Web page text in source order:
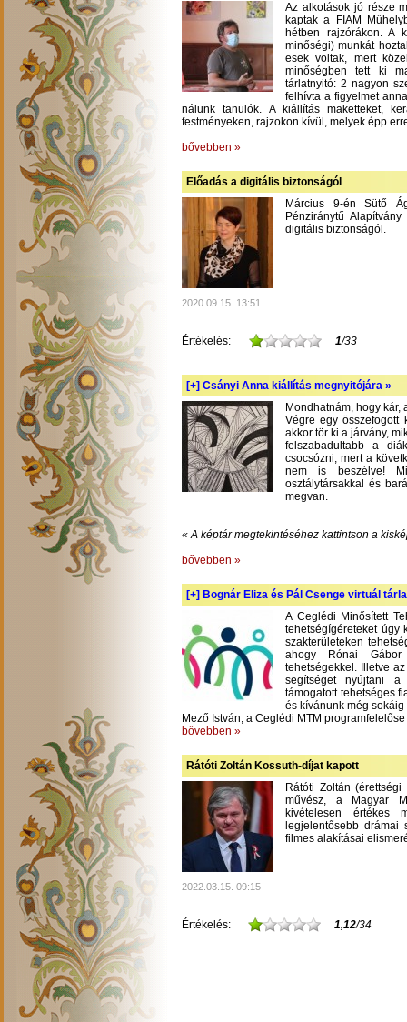
Az alkotások jó része
kaptak a FIAM
hétben rajzórákon. A
minőségi) munkát
esek voltak, mert
minőségben tett ki
tárlatnyitó: 2 nagyon
felhívta a figyelmet
nálunk tanulók. A kiállítás maketteket,
festményeken, rajzokon kívül, melyek épp
bővebben »
Előadás a digitális biztonságól
Március 9-én Sütő
Pénziránytű
digitális biztonságól.
2020.09.15. 13:51
Értékelés: 1/33
[+] Csányi Anna kiállítás megnyitójára »
Mondhatnám, hogy kár,
Végre egy összefogott
akkor tör ki a járvány,
felszabadultabb a
csocsózni, mert a
nem is beszélve!
osztálytársakkal és
megvan.
« A képtár megtekintéséhez kattintson a
bővebben »
[+] Bognár Eliza és Pál Csenge virtuál
A Ceglédi Minősített
tehetségígéreteket úgy
szakterületeken
ahogy Rónai Gábor
tehetségekkel. Illetve
segítséget nyújtani a
támogatott tehetséges
és kívánunk még
Mező István, a Ceglédi MTM programfelelőse
bővebben »
Rátóti Zoltán Kossuth-díjat kapott
Rátóti Zoltán
művész, a Magyar
kivételesen értékes
legjelentősebb drámai
filmes alakításai
2022.03.15. 09:15
Értékelés: 1,12/34